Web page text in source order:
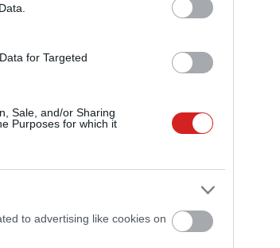
for Targeted
Sale, and/or Sharing
Purposes for which it
to advertising like cookies on
#pokémon go
GS HÍREK